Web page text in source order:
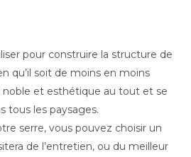
pour construire la structure de
qu’il soit de moins en moins
noble et esthétique au tout et se
tous les paysages.
serre, vous pouvez choisir un
de l’entretien, ou du meilleur